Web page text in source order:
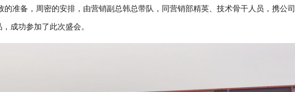
的准备，周密的安排，由营销副总韩总带队，同营销部精英、技术骨干人员，携公司
成功参加了此次盛会。